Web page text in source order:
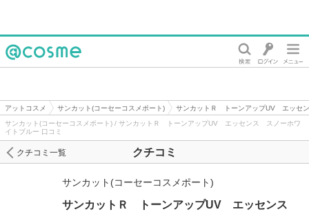
アットコスメ サンカット(コーセーコスメポート)
サンカットＲ トーンアップUV エッセ
サンカット(コーセーコスメポート) / サンカットＲ トーンアップUV エッセンス スノーホワ
イトブルー 口コミ
クチコミ
クチコミ一覧
サンカット(コーセーコスメポート)
サンカットＲ トーンアップUV エッセンス